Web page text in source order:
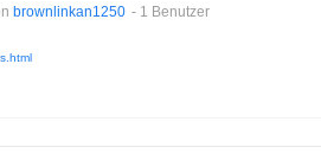
brownlinkan1250 - 1 Benutzer